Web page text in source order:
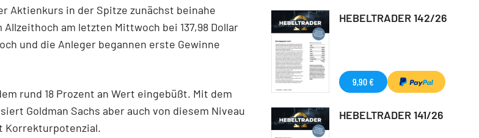
Aktienkurs in der Spitze zunächst beinahe
am letzten Mittwoch bei 137,98 Dollar
und die Anleger begannen erste Gewinne
rund 18 Prozent an Wert eingebüßt. Mit dem
Goldman Sachs aber auch von diesem Niveau
Korrekturpotenzial.
HEBELTRADER 142/26
9,90 €
HEBELTRADER 141/26